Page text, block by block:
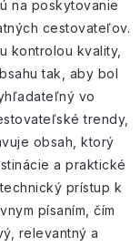
na poskytovanie
cestovateľov.
kontrolou kvality,
tak, aby bol
vo
trendy,
obsah, ktorý
a praktické
prístup k
písaním, čím
relevantný a